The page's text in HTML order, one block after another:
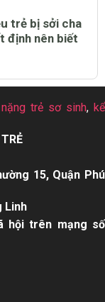
trẻ bị sởi cha
định nên biết
trẻ sơ sinh,kể
15, Quận Phú
hội trên mạng số